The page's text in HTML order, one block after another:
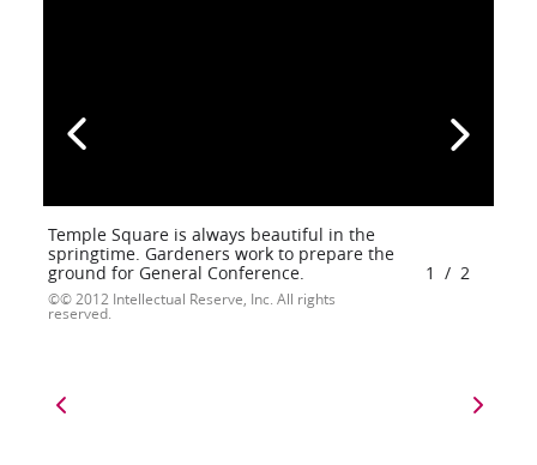
Temple Square is always beautiful in the
springtime. Gardeners work to prepare the
ground for General Conference.
© 2012 Intellectual Reserve, Inc. All rights
reserved.
1 / 2